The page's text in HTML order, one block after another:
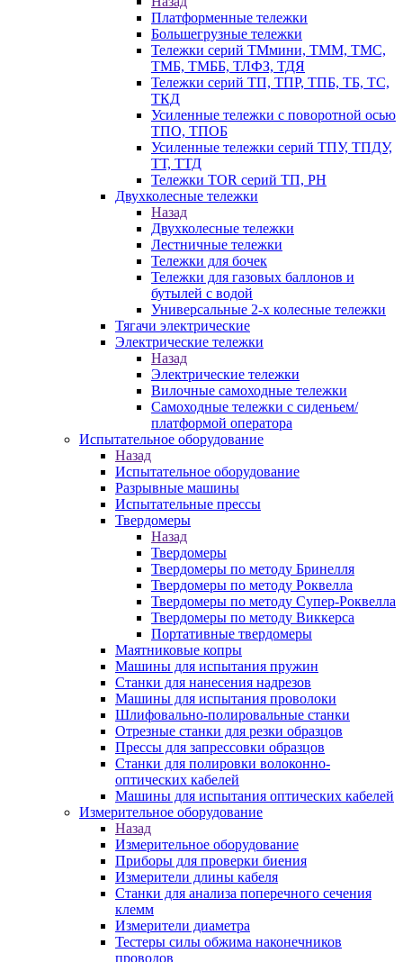
Платформенные тележки
Большегрузные тележки
Тележки серий ТМмини, ТММ, ТМС,
ТМБ, ТМББ, ТЛФЗ, ТДЯ
Тележки серий ТП, ТПР, ТПБ, ТБ, ТС,
ТКД
Усиленные тележки с поворотной осью
ТПО, ТПОБ
Усиленные тележки серий ТПУ, ТПДУ,
ТТ, ТТД
Тележки TOR серий ТП, PH
Двухколесные тележки
Назад
Двухколесные тележки
Лестничные тележки
Тележки для бочек
Тележки для газовых баллонов и
бутылей с водой
Универсальные 2-х колесные тележки
Тягачи электрические
Электрические тележки
Назад
Электрические тележки
Вилочные самоходные тележки
Самоходные тележки с сиденьем/
платформой оператора
Испытательное оборудование
Назад
Испытательное оборудование
Разрывные машины
Испытательные прессы
Твердомеры
Назад
Твердомеры
Твердомеры по методу Бринелля
Твердомеры по методу Роквелла
Твердомеры по методу Супер-Роквелла
Твердомеры по методу Виккерса
Портативные твердомеры
Маятниковые копры
Машины для испытания пружин
Станки для нанесения надрезов
Машины для испытания проволоки
Шлифовально-полировальные станки
Отрезные станки для резки образцов
Прессы для запрессовки образцов
Станки для полировки волоконно-
оптических кабелей
Машины для испытания оптических кабелей
Измерительное оборудование
Назад
Измерительное оборудование
Приборы для проверки биения
Измерители длины кабеля
Станки для анализа поперечного сечения
клемм
Измерители диаметра
Тестеры силы обжима наконечников
проводов